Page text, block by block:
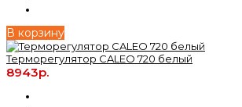
В корзину
Терморегулятор CALEO 720 белый
8943р.